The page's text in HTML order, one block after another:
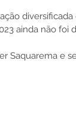
ainda não foi
Saquarema e